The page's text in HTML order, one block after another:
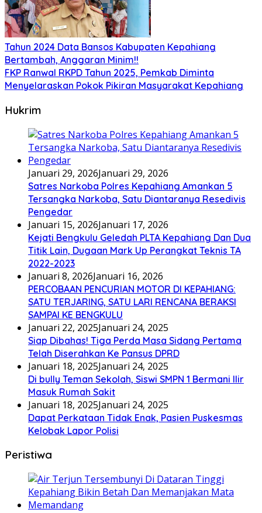
Tahun 2024 Data Bansos Kabupaten Kepahiang
Bertambah, Anggaran Minim!!
FKP Ranwal RKPD Tahun 2025, Pemkab Diminta
Menyelaraskan Pokok Pikiran Masyarakat Kepahiang
Hukrim
Januari 29, 2026Januari 29, 2026
Satres Narkoba Polres Kepahiang Amankan 5
Tersangka Narkoba, Satu Diantaranya Resedivis
Pengedar
Januari 15, 2026Januari 17, 2026
Kejati Bengkulu Geledah PLTA Kepahiang Dan Dua
Titik Lain, Dugaan Mark Up Perangkat Teknis TA
2022-2023
Januari 8, 2026Januari 16, 2026
PERCOBAAN PENCURIAN MOTOR DI KEPAHIANG:
SATU TERJARING, SATU LARI RENCANA BERAKSI
SAMPAI KE BENGKULU
Januari 22, 2025Januari 24, 2025
Siap Dibahas! Tiga Perda Masa Sidang Pertama
Telah Diserahkan Ke Pansus DPRD
Januari 18, 2025Januari 24, 2025
Di bully Teman Sekolah, Siswi SMPN 1 Bermani Ilir
Masuk Rumah Sakit
Januari 18, 2025Januari 24, 2025
Dapat Perkataan Tidak Enak, Pasien Puskesmas
Kelobak Lapor Polisi
Peristiwa